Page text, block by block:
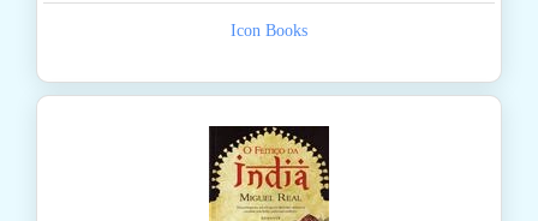
Icon Books